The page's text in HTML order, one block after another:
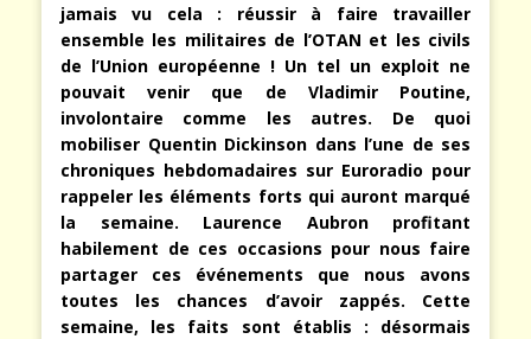
jamais vu cela : réussir à faire travailler
ensemble les militaires de l’OTAN et les civils
de l’Union européenne ! Un tel un exploit ne
pouvait venir que de Vladimir Poutine,
involontaire comme les autres. De quoi
mobiliser Quentin Dickinson dans l’une de ses
chroniques hebdomadaires sur Euroradio pour
rappeler les éléments forts qui auront marqué
la semaine. Laurence Aubron profitant
habilement de ces occasions pour nous faire
partager ces événements que nous avons
toutes les chances d’avoir zappés. Cette
semaine, les faits sont établis : désormais